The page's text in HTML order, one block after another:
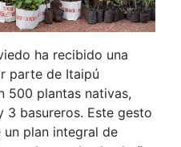
ha recibido una
parte de Itaipú
500 plantas nativas,
3 basureros. Este gesto
plan integral de